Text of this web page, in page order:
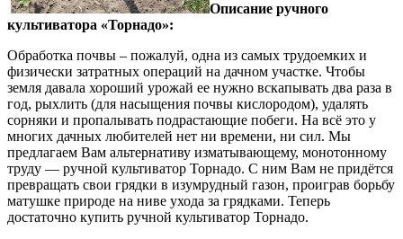
Описание ручного
культиватора «Торнадо»:
Обработка почвы – пожалуй, одна из самых трудоемких и
физически затратных операций на дачном участке. Чтобы
земля давала хороший урожай ее нужно вскапывать два раза в
год, рыхлить (для насыщения почвы кислородом), удалять
сорняки и пропалывать подрастающие побеги. На всё это у
многих дачных любителей нет ни времени, ни сил. Мы
предлагаем Вам альтернативу изматывающему, монотонному
труду — ручной культиватор Торнадо. С ним Вам не придётся
превращать свои грядки в изумрудный газон, проиграв борьбу
матушке природе на ниве ухода за грядками. Теперь
достаточно купить ручной культиватор Торнадо.